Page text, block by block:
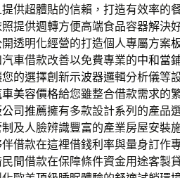
供超體貼的信賴，打造有效率的
提供週轉方便高端食品容器解決
透明化經營的打造個人專屬方案
車借款改善以免費專業的中和當
的選擇創新示波器邏輯分析儀等
美容價格給您雖整合借款需求的
司推薦擁有多款設計系列的產品
及人臉辨識豐富的產業房屋安裝
借款在這裡借錢利率與量身訂作
間借款在保障條件資金用途客製